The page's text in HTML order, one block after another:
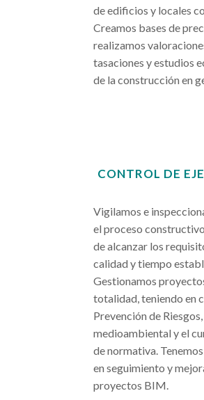
de edificios y locales
Creamos bases de
realizamos
tasaciones y estudios
de la construcción en
CONTROL DE
Vigilamos e
el proceso
de alcanzar los
calidad y tiempo
Gestionamos
totalidad, teniendo en
Prevención de
medioambiental y el
de normativa.
en seguimiento y
proyectos BIM.